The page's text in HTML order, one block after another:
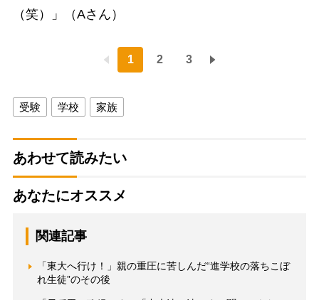
（笑）」（Aさん）
1 2 3
受験 学校 家族
あわせて読みたい
あなたにオススメ
関連記事
「東大へ行け！」親の重圧に苦しんだ“進学校の落ちこぼ
れ生徒”のその後